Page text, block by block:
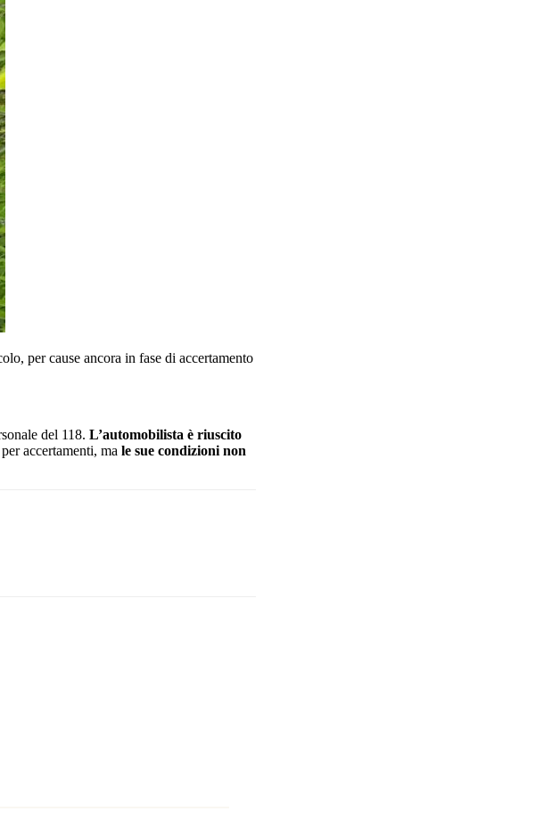
per cause ancora in fase di accertamento
del 118. L’automobilista è riuscito
accertamenti, ma le sue condizioni non